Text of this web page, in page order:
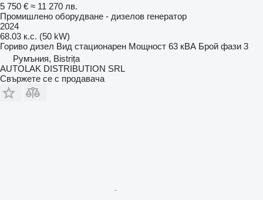
5 750 € ≈ 11 270 лв.
Промишлено оборудване - дизелов генератор
2024
68.03 к.с. (50 kW)
Гориво дизел Вид стационарен Мощност 63 кВА Брой фази 3
Румъния, Bistrița
AUTOLAK DISTRIBUTION SRL
Свържете се с продавача